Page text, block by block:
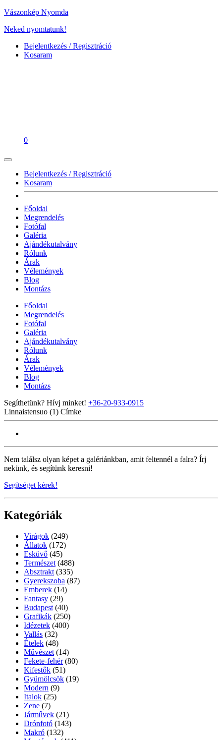
Vászonkép Nyomda
Neked nyomtatunk!
Bejelentkezés / Regisztráció
Kosaram
0
Bejelentkezés / Regisztráció
Kosaram
Főoldal
Megrendelés
Fotófal
Galéria
Ajándékutalvány
Rólunk
Árak
Vélemények
Blog
Montázs
Főoldal
Megrendelés
Fotófal
Galéria
Ajándékutalvány
Rólunk
Árak
Vélemények
Blog
Montázs
Segíthetünk? Hívj minket! +36-20-933-0915
Linnaistensuo (1) Címke
Nem találsz olyan képet a galériánkban, amit feltennél a falra? Írj
nekünk, és segítünk keresni!
Segítséget kérek!
Kategóriák
Virágok (249)
Állatok (172)
Esküvő (45)
Természet (488)
Absztrakt (335)
Gyerekszoba (87)
Emberek (14)
Fantasy (29)
Budapest (40)
Grafikák (250)
Idézetek (400)
Vallás (32)
Ételek (48)
Művészet (14)
Fekete-fehér (80)
Kifestők (51)
Gyümölcsök (19)
Modern (9)
Italok (25)
Zene (7)
Járművek (21)
Drónfotó (143)
Makró (132)